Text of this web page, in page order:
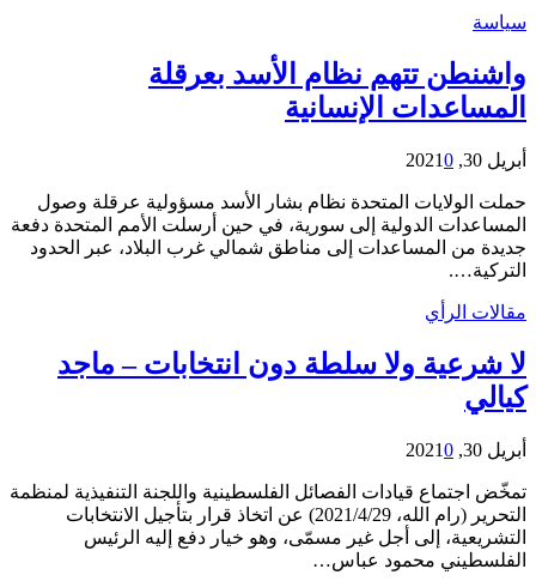
سياسة
واشنطن تتهم نظام الأسد بعرقلة
المساعدات الإنسانية
أبريل 30, 2021 0
حملت الولايات المتحدة نظام بشار الأسد مسؤولية عرقلة وصول
المساعدات الدولية إلى سورية، في حين أرسلت الأمم المتحدة دفعة
جديدة من المساعدات إلى مناطق شمالي غرب البلاد، عبر الحدود
التركية….
مقالات الرأي
لا شرعية ولا سلطة دون انتخابات – ماجد
كيالي
أبريل 30, 2021 0
تمخّض اجتماع قيادات الفصائل الفلسطينية واللجنة التنفيذية لمنظمة
التحرير (رام الله، 2021/4/29) عن اتخاذ قرار بتأجيل الانتخابات
التشريعية، إلى أجل غير مسمّى، وهو خيار دفع إليه الرئيس
الفلسطيني محمود عباس…